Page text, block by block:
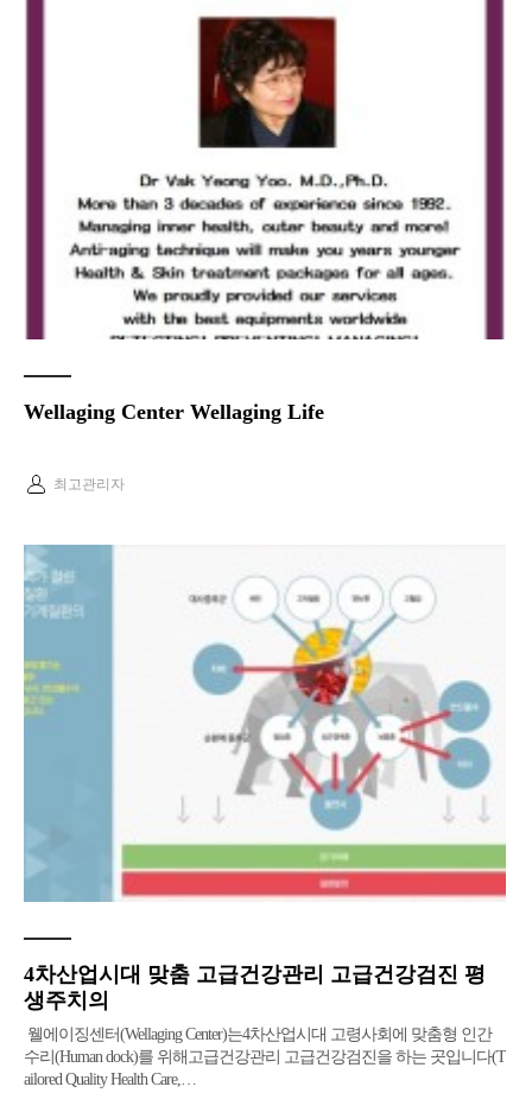
Wellaging Center Wellaging Life
최고관리자
4차산업시대 맞춤 고급건강관리 고급건강검진 평
생주치의
웰에이징센터(Wellaging Center)는4차산업시대 고령사회에 맞춤형 인간
수리(Human dock)를 위해고급건강관리 고급건강검진을 하는 곳입니다(T
ailored Quality Health Care,…